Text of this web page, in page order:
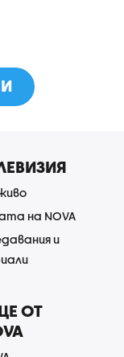
на NOVA
и
ОТ